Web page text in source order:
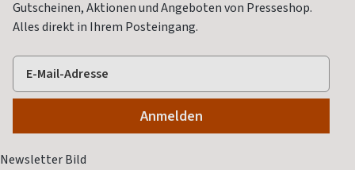
Gutscheinen, Aktionen und Angeboten von Presseshop.
Alles direkt in Ihrem Posteingang.